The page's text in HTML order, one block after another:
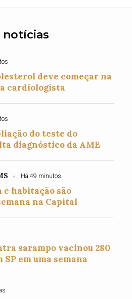
notícias
deve começar na
cardiologista
do teste do
diagnóstico da AME
Há 49 minutos
habitação são
na Capital
sarampo vacinou 280
SP em uma semana